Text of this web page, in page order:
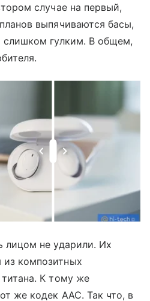
случае на первый,
выпячиваются басы,
слишком гулким. В общем,
лицом не ударили. Их
композитных
К тому же
же кодек AAC. Так что, в